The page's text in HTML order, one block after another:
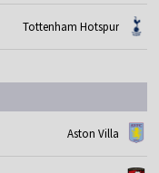
Tottenham Hotspur
Aston Villa